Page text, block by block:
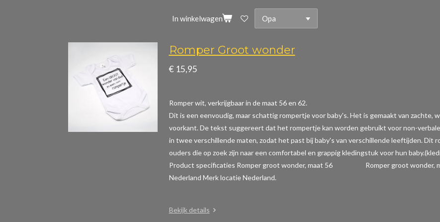
In winkelwagen
Romper Groot wonder
€ 15,95
Romper wit, verkrijgbaar in de maat 56 en 62.
Dit is een eenvoudig, maar schattig rompertje voor baby's. Het is gemaakt van
voorkant. De tekst suggereert dat het rompertje kan worden gebruikt voor non-
in twee verschillende maten, zodat het past bij baby's van verschillende leeftijden. Dit
ouders die op zoek zijn naar een comfortabel en grappig kledingstuk voor hun
Product specificaties Romper groot wonder, maat 56 Romper groot wonder,
Nederland Merk locatie Nederland.
Bekijk details